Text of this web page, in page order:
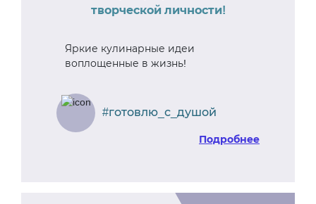
творческой личности!
Яркие кулинарные идеи
воплощенные в жизнь!
#готовлю_с_душой
Подробнее